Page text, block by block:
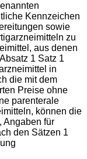
Kennzeichen
sowie
zu
aus denen
1 Satz 1
in
die mit dem
Preise ohne
parenterale
können die
Angaben für
den Sätzen 1